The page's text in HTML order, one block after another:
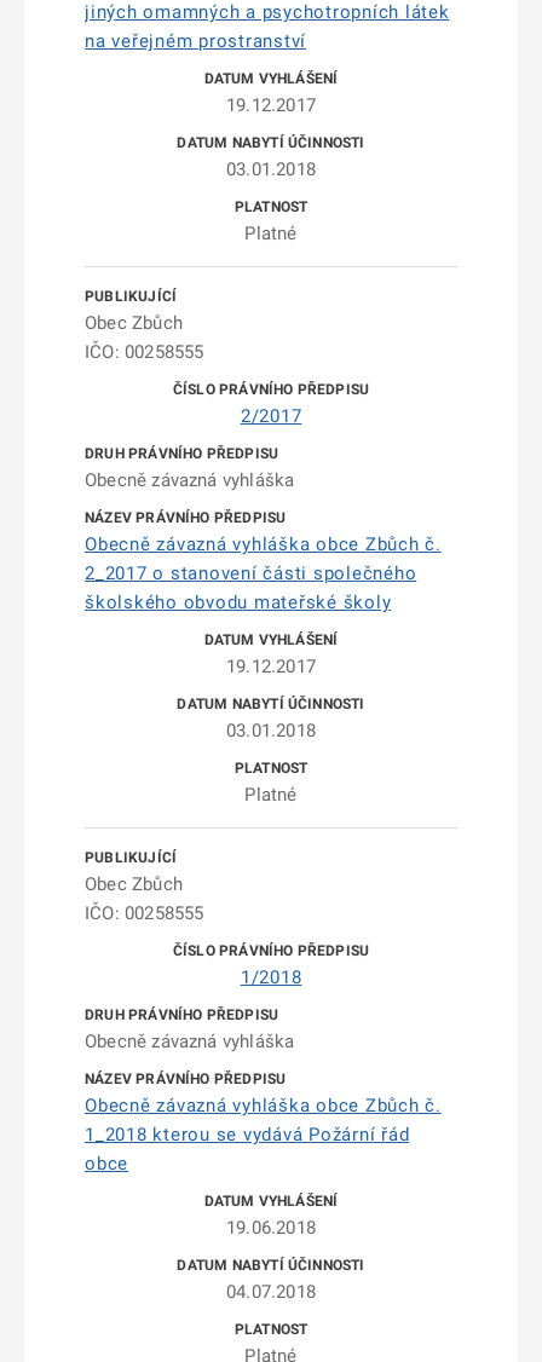
jiných omamných a psychotropních látek
na veřejném prostranství
19.12.2017
03.01.2018
Platné
Obec Zbůch
IČO: 00258555
2/2017
Obecně závazná vyhláška
Obecně závazná vyhláška obce Zbůch č.
2_2017 o stanovení části společného
školského obvodu mateřské školy
19.12.2017
03.01.2018
Platné
Obec Zbůch
IČO: 00258555
1/2018
Obecně závazná vyhláška
Obecně závazná vyhláška obce Zbůch č.
1_2018 kterou se vydává Požární řád
obce
19.06.2018
04.07.2018
Platné